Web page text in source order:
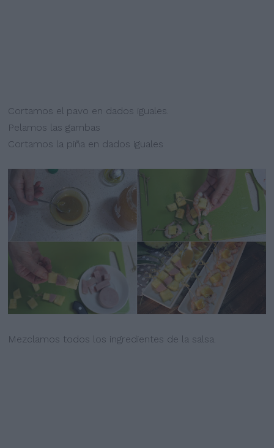
Cortamos el pavo en dados iguales.
Pelamos las gambas
Cortamos la piña en dados iguales
Mezclamos todos los ingredientes de la salsa.